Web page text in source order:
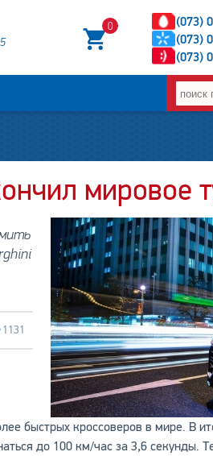
(073)
(073)
(073)
0
мировое
1131
быстрых кроссоверов в мире. В
до 100 км/час за 3,6 секунды.